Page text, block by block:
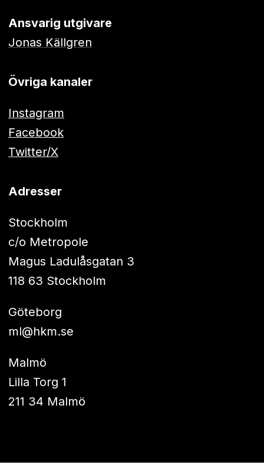
Ansvarig utgivare
Jonas Källgren
Övriga kanaler
Instagram
Facebook
Twitter/X
Adresser
Stockholm
c/o Metropole
Magus Ladulåsgatan 3
118 63 Stockholm
Göteborg
ml@hkm.se
Malmö
Lilla Torg 1
211 34 Malmö